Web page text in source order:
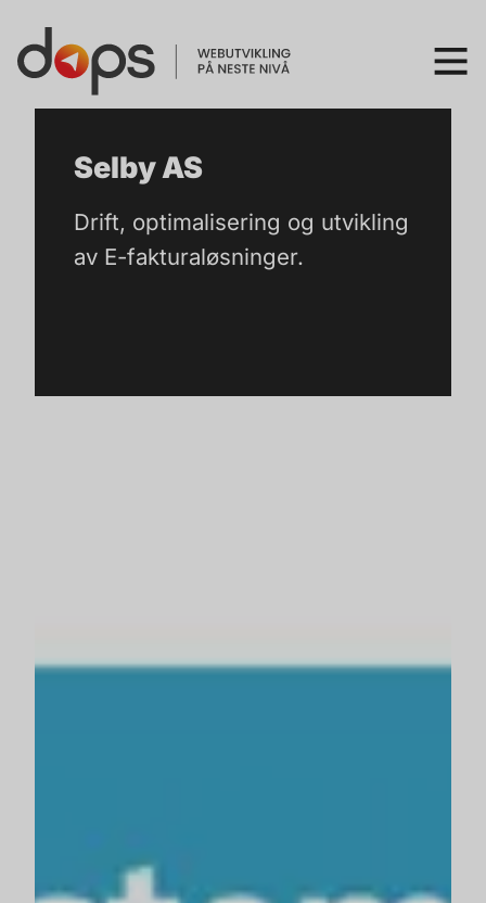
Selby AS
Drift, optimalisering og utvikling
av E-fakturaløsninger.